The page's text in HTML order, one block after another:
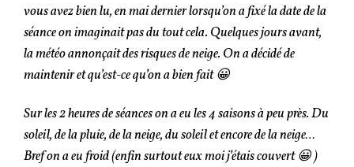
vous avez bien lu, en mai dernier lorsqu’on a fixé la date de la
séance on imaginait pas du tout cela. Quelques jours avant,
la météo annonçait des risques de neige. On a décidé de
maintenir et qu’est-ce qu’on a bien fait 😀
Sur les 2 heures de séances on a eu les 4 saisons à peu près. Du
soleil, de la pluie, de la neige, du soleil et encore de la neige…
Bref on a eu froid (enfin surtout eux moi j’étais couvert 😀 )